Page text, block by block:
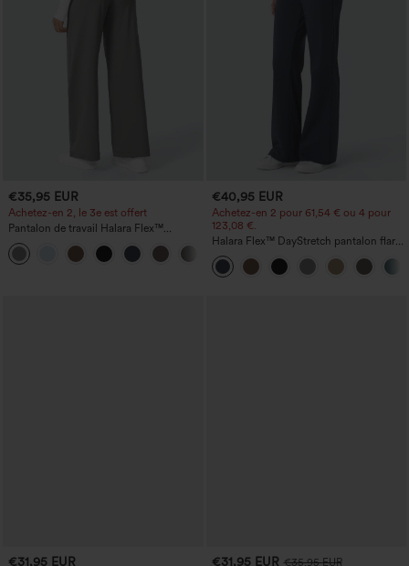
€35,95 EUR
Achetez-en 2, le 3e est offert
Pantalon de travail Halara Flex™
DayStretch à taille haute, avec poches et
coupe droite
€40,95 EUR
Achetez-en 2 pour 61,54 € ou 4 pour
123,08 €.
Halara Flex™ DayStretch pantalon flare
de travail, taille mi-haute, poche latérale
zippée
€31,95 EUR €31,95 EUR €35,95 EUR